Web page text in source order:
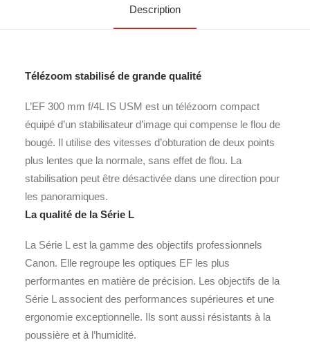
Description
Télézoom stabilisé de grande qualité
L’EF 300 mm f/4L IS USM est un télézoom compact
équipé d’un stabilisateur d’image qui compense le flou de
bougé. Il utilise des vitesses d’obturation de deux points
plus lentes que la normale, sans effet de flou. La
stabilisation peut être désactivée dans une direction pour
les panoramiques.
La qualité de la Série L
La Série L est la gamme des objectifs professionnels
Canon. Elle regroupe les optiques EF les plus
performantes en matière de précision. Les objectifs de la
Série L associent des performances supérieures et une
ergonomie exceptionnelle. Ils sont aussi résistants à la
poussière et à l’humidité.